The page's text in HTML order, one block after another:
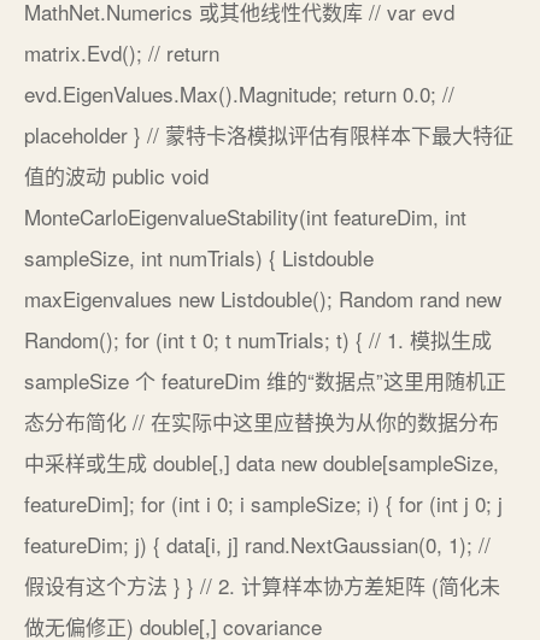
MathNet.Numerics 或其他线性代数库 // var evd
matrix.Evd(); // return
evd.EigenValues.Max().Magnitude; return 0.0; //
placeholder } // 蒙特卡洛模拟评估有限样本下最大特征
值的波动 public void
MonteCarloEigenvalueStability(int featureDim, int
sampleSize, int numTrials) { Listdouble
maxEigenvalues new Listdouble(); Random rand new
Random(); for (int t 0; t numTrials; t) { // 1. 模拟生成
sampleSize 个 featureDim 维的“数据点”这里用随机正
态分布简化 // 在实际中这里应替换为从你的数据分布
中采样或生成 double[,] data new double[sampleSize,
featureDim]; for (int i 0; i sampleSize; i) { for (int j 0; j
featureDim; j) { data[i, j] rand.NextGaussian(0, 1); //
假设有这个方法 } } // 2. 计算样本协方差矩阵 (简化未
做无偏修正) double[,] covariance